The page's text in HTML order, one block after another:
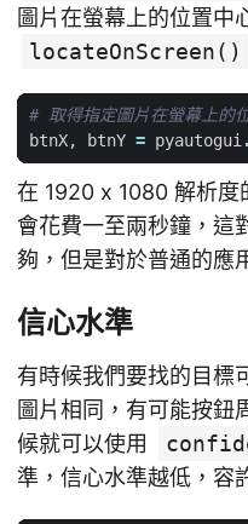
圖片在螢幕上的位置中
locateOnScreen()
# 取得指定圖片在螢幕上的
btnX, btnY = pyautogui.
在 1920 x 1080 解析度
會花費一至兩秒鐘，這
夠，但是對於普通的應
信心水準
有時候我們要找的目標
圖片相同，有可能按鈕
候就可以使用
準，信心水準越低，容